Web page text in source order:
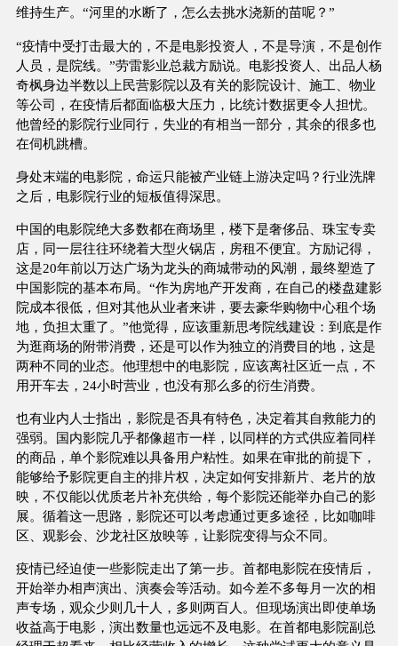
维持生产。“河里的水断了，怎么去挑水浇新的苗呢？”
“疫情中受打击最大的，不是电影投资人，不是导演，不是创作
人员，是院线。”劳雷影业总裁方励说。电影投资人、出品人杨
奇枫身边半数以上民营影院以及有关的影院设计、施工、物业
等公司，在疫情后都面临极大压力，比统计数据更令人担忧。
他曾经的影院行业同行，失业的有相当一部分，其余的很多也
在伺机跳槽。
身处末端的电影院，命运只能被产业链上游决定吗？行业洗牌
之后，电影院行业的短板值得深思。
中国的电影院绝大多数都在商场里，楼下是奢侈品、珠宝专卖
店，同一层往往环绕着大型火锅店，房租不便宜。方励记得，
这是20年前以万达广场为龙头的商城带动的风潮，最终塑造了
中国影院的基本布局。“作为房地产开发商，在自己的楼盘建影
院成本很低，但对其他从业者来讲，要去豪华购物中心租个场
地，负担太重了。”他觉得，应该重新思考院线建设：到底是作
为逛商场的附带消费，还是可以作为独立的消费目的地，这是
两种不同的业态。他理想中的电影院，应该离社区近一点，不
用开车去，24小时营业，也没有那么多的衍生消费。
也有业内人士指出，影院是否具有特色，决定着其自救能力的
强弱。国内影院几乎都像超市一样，以同样的方式供应着同样
的商品，单个影院难以具备用户粘性。如果在审批的前提下，
能够给予影院更自主的排片权，决定如何安排新片、老片的放
映，不仅能以优质老片补充供给，每个影院还能举办自己的影
展。循着这一思路，影院还可以考虑通过更多途径，比如咖啡
区、观影会、沙龙社区放映等，让影院变得与众不同。
疫情已经迫使一些影院走出了第一步。首都电影院在疫情后，
开始举办相声演出、演奏会等活动。如今差不多每月一次的相
声专场，观众少则几十人，多则两百人。但现场演出即使单场
收益高于电影，演出数量也远远不及电影。在首都电影院副总